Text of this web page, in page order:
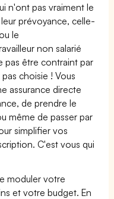
n'ont pas vraiment le
prévoyance, celle-
le
non salarié
pas être contraint par
choisie ! Vous
assurance directe
de prendre le
même de passer par
simplifier vos
C'est vous qui
moduler votre
et votre budget. En